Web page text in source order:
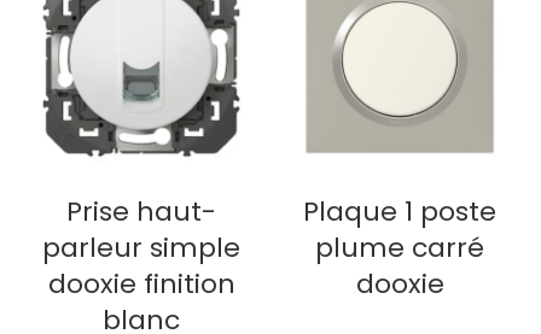
Prise haut-
parleur simple
dooxie finition
blanc
Plaque 1 poste
plume carré
dooxie